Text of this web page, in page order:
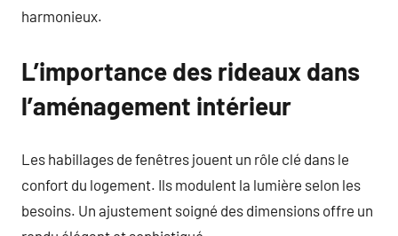
harmonieux.
L’importance des rideaux dans
l’aménagement intérieur
Les habillages de fenêtres jouent un rôle clé dans le
confort du logement. Ils modulent la lumière selon les
besoins. Un ajustement soigné des dimensions offre un